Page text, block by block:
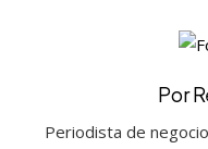
Por
Periodista de